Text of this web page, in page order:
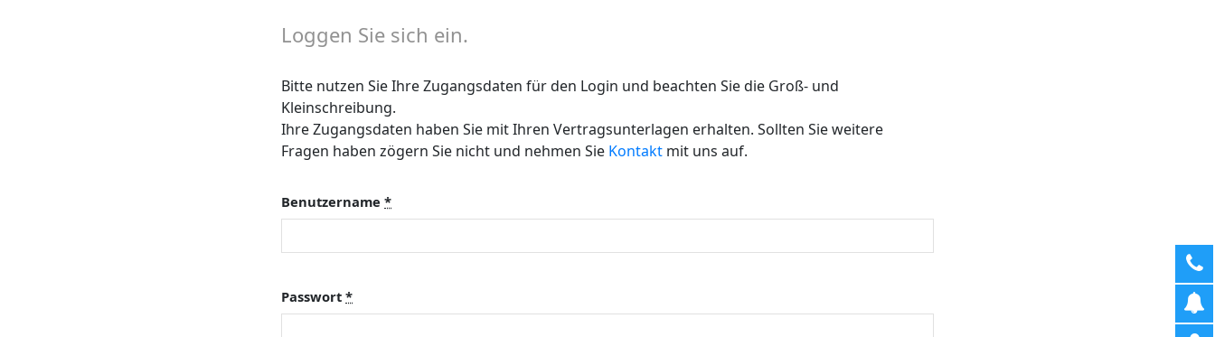
Loggen Sie sich ein.
Bitte nutzen Sie Ihre Zugangsdaten für den Login und beachten Sie die Groß- und
Kleinschreibung.
Ihre Zugangsdaten haben Sie mit Ihren Vertragsunterlagen erhalten. Sollten Sie weitere
Fragen haben zögern Sie nicht und nehmen Sie Kontakt mit uns auf.
Benutzername *
Passwort *